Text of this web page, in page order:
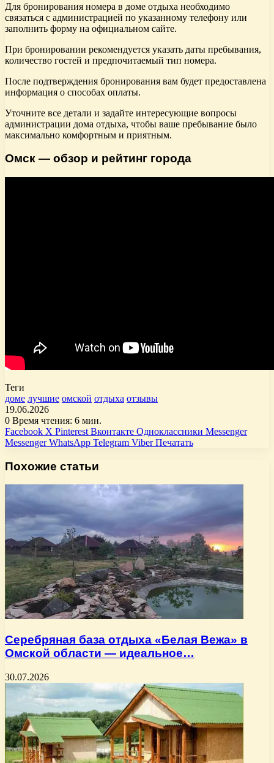
Для бронирования номера в доме отдыха необходимо
связаться с администрацией по указанному телефону или
заполнить форму на официальном сайте.
При бронировании рекомендуется указать даты пребывания,
количество гостей и предпочитаемый тип номера.
После подтверждения бронирования вам будет предоставлена
информация о способах оплаты.
Уточните все детали и задайте интересующие вопросы
администрации дома отдыха, чтобы ваше пребывание было
максимально комфортным и приятным.
Омск — обзор и рейтинг города
Теги
доме лучшие омской отдыха отзывы
19.06.2026
0 Время чтения: 6 мин.
Facebook X Pinterest Вконтакте Одноклассники Messenger
Messenger WhatsApp Telegram Viber Печатать
Похожие статьи
Серебряная база отдыха «Белая Вежа» в
Омской области — идеальное…
30.07.2026